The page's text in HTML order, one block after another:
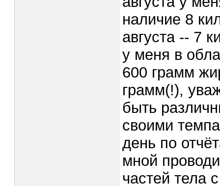
наличие 8
августа -- 7
у меня в
600 грамм
грамм(!),
быть
своими
день по
мной
частей тела